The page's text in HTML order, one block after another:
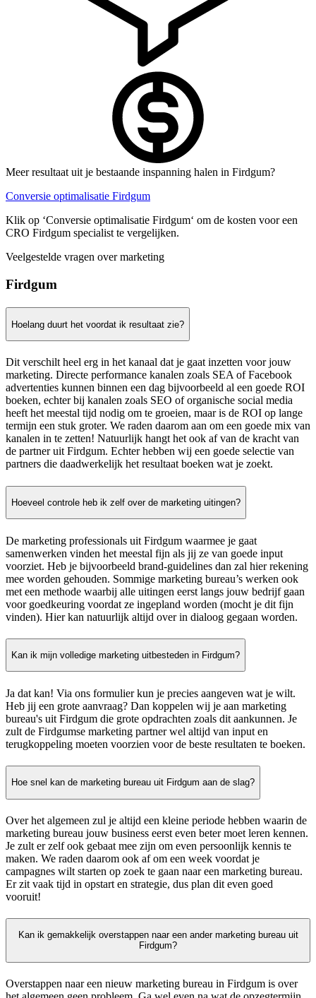
Meer resultaat uit je bestaande inspanning halen in Firdgum?
Conversie optimalisatie Firdgum
Klik op ‘Conversie optimalisatie Firdgum‘ om de kosten voor een
CRO Firdgum specialist te vergelijken.
Veelgestelde vragen over marketing
Firdgum
Hoelang duurt het voordat ik resultaat zie?
Dit verschilt heel erg in het kanaal dat je gaat inzetten voor jouw
marketing. Directe performance kanalen zoals SEA of Facebook
advertenties kunnen binnen een dag bijvoorbeeld al een goede ROI
boeken, echter bij kanalen zoals SEO of organische social media
heeft het meestal tijd nodig om te groeien, maar is de ROI op lange
termijn een stuk groter. We raden daarom aan om een goede mix van
kanalen in te zetten! Natuurlijk hangt het ook af van de kracht van
de partner uit Firdgum. Echter hebben wij een goede selectie van
partners die daadwerkelijk het resultaat boeken wat je zoekt.
Hoeveel controle heb ik zelf over de marketing uitingen?
De marketing professionals uit Firdgum waarmee je gaat
samenwerken vinden het meestal fijn als jij ze van goede input
voorziet. Heb je bijvoorbeeld brand-guidelines dan zal hier rekening
mee worden gehouden. Sommige marketing bureau’s werken ook
met een methode waarbij alle uitingen eerst langs jouw bedrijf gaan
voor goedkeuring voordat ze ingepland worden (mocht je dit fijn
vinden). Hier kan natuurlijk altijd over in dialoog gegaan worden.
Kan ik mijn volledige marketing uitbesteden in Firdgum?
Ja dat kan! Via ons formulier kun je precies aangeven wat je wilt.
Heb jij een grote aanvraag? Dan koppelen wij je aan marketing
bureau's uit Firdgum die grote opdrachten zoals dit aankunnen. Je
zult de Firdgumse marketing partner wel altijd van input en
terugkoppeling moeten voorzien voor de beste resultaten te boeken.
Hoe snel kan de marketing bureau uit Firdgum aan de slag?
Over het algemeen zul je altijd een kleine periode hebben waarin de
marketing bureau jouw business eerst even beter moet leren kennen.
Je zult er zelf ook gebaat mee zijn om even persoonlijk kennis te
maken. We raden daarom ook af om een week voordat je
campagnes wilt starten op zoek te gaan naar een marketing bureau.
Er zit vaak tijd in opstart en strategie, dus plan dit even goed
vooruit!
Kan ik gemakkelijk overstappen naar een ander marketing bureau uit
Firdgum?
Overstappen naar een nieuw marketing bureau in Firdgum is over